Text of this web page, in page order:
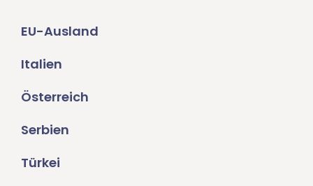
EU-Ausland
Italien
Österreich
Serbien
Türkei